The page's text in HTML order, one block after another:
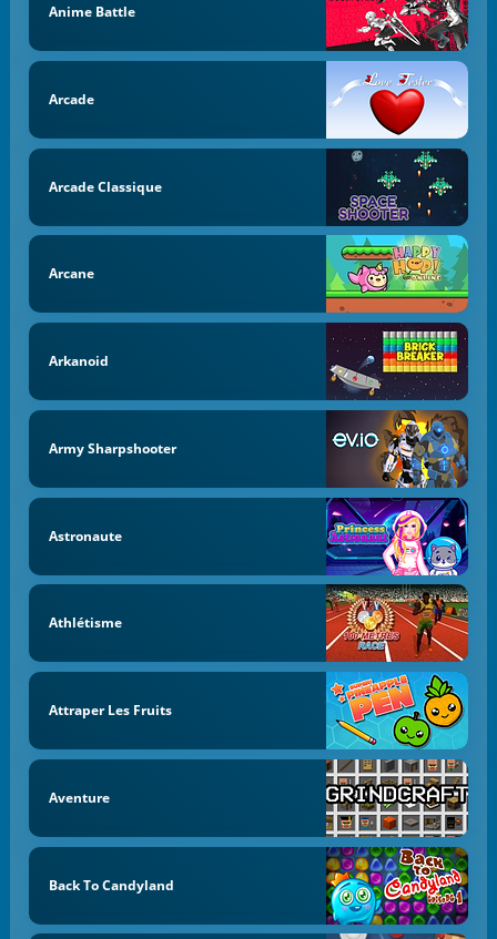
Anime Battle
Arcade
Arcade Classique
Arcane
Arkanoid
Army Sharpshooter
Astronaute
Athlétisme
Attraper Les Fruits
Aventure
Back To Candyland